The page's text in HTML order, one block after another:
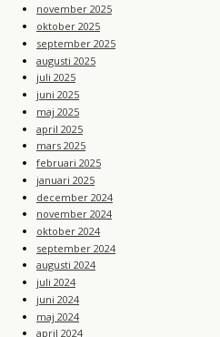
november 2025
oktober 2025
september 2025
augusti 2025
juli 2025
juni 2025
maj 2025
april 2025
mars 2025
februari 2025
januari 2025
december 2024
november 2024
oktober 2024
september 2024
augusti 2024
juli 2024
juni 2024
maj 2024
april 2024